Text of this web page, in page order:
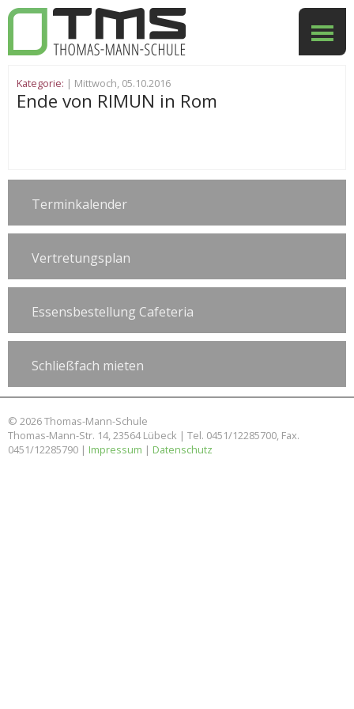
Kategorie: | Mittwoch, 05.10.2016
Ende von RIMUN in Rom
Terminkalender
Vertretungsplan
Essensbestellung Cafeteria
Schließfach mieten
© 2026 Thomas-Mann-Schule
Thomas-Mann-Str. 14, 23564 Lübeck | Tel. 0451/12285700, Fax.
0451/12285790 | Impressum | Datenschutz